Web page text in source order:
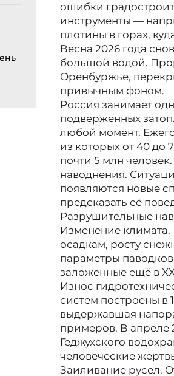
ошибки
инструменты —
плотины в горах,
Весна 2026 года
большой водой.
Оренбуржье,
привычным фоном.
Россия занимает
подверженных
любой момент.
из которых от 40 до
почти 5 млн
наводнения.
появляются новые
предсказать её
Разрушительные
Изменение климата.
осадкам, росту
параметры
заложенные ещё в
Износ
систем построены в
выдержавшая
примеров. В апреле
Геджухского
человеческие
Заиливание русел.